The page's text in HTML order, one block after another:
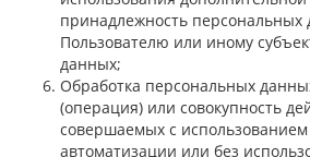
принадлежность персональных
Пользователю или иному
данных;
Обработка персональных
(операция) или совокупность
совершаемых с использованием
автоматизации или без